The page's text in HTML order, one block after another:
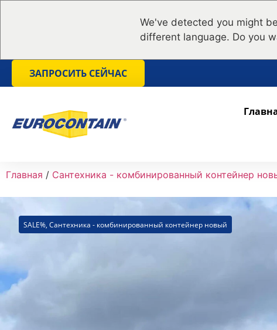
We've detected you might
different language. Do you
ЗАПРОСИТЬ СЕЙЧАС
Главная / Сантехника - комбинированный контейнер
SALE%, Сантехника - комбинированный контейнер новый